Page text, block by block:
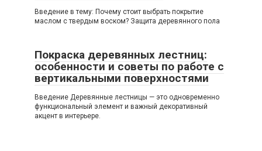
Введение в тему: Почему стоит выбрать покрытие
маслом с твердым воском? Защита деревянного пола
Покраска деревянных лестниц:
особенности и советы по работе с
вертикальными поверхностями
Введение Деревянные лестницы — это одновременно
функциональный элемент и важный декоративный
акцент в интерьере.